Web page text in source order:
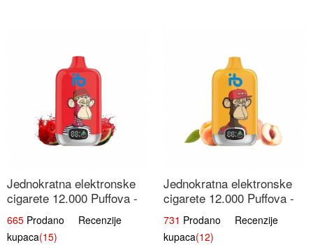
Jednokratna elektronske
cigarete 12.000 Puffova -
Lubenica Sladoled | Ljetna
Desertna Aroma
665 Prodano Recenzije
kupaca(15)
Jednokratna elektronske
cigarete 12.000 Puffova -
Breskva i Voćni Sok |
Osježavajuća Voćna
Mješavina
731 Prodano Recenzije
kupaca(12)